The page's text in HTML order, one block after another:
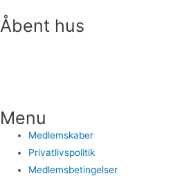
Åbent hus
Menu
Medlemskaber
Privatlivspolitik
Medlemsbetingelser